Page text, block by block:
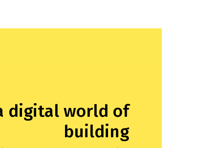
digital world of
building